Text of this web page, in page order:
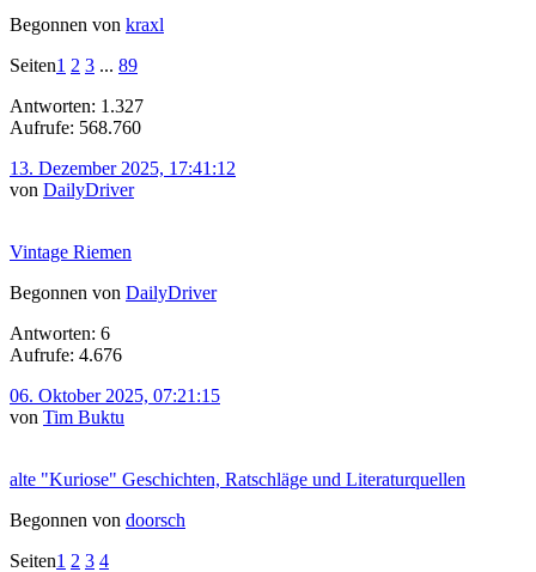
Begonnen von kraxl
Seiten1 2 3 ... 89
Antworten: 1.327
Aufrufe: 568.760
13. Dezember 2025, 17:41:12
von DailyDriver
Vintage Riemen
Begonnen von DailyDriver
Antworten: 6
Aufrufe: 4.676
06. Oktober 2025, 07:21:15
von Tim Buktu
alte "Kuriose" Geschichten, Ratschläge und Literaturquellen
Begonnen von doorsch
Seiten1 2 3 4